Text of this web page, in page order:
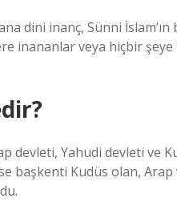
dini inanç, Sünni
inananlar veya hiçbir şeye
devleti, Yahudi devleti ve
başkenti Kudüs olan,